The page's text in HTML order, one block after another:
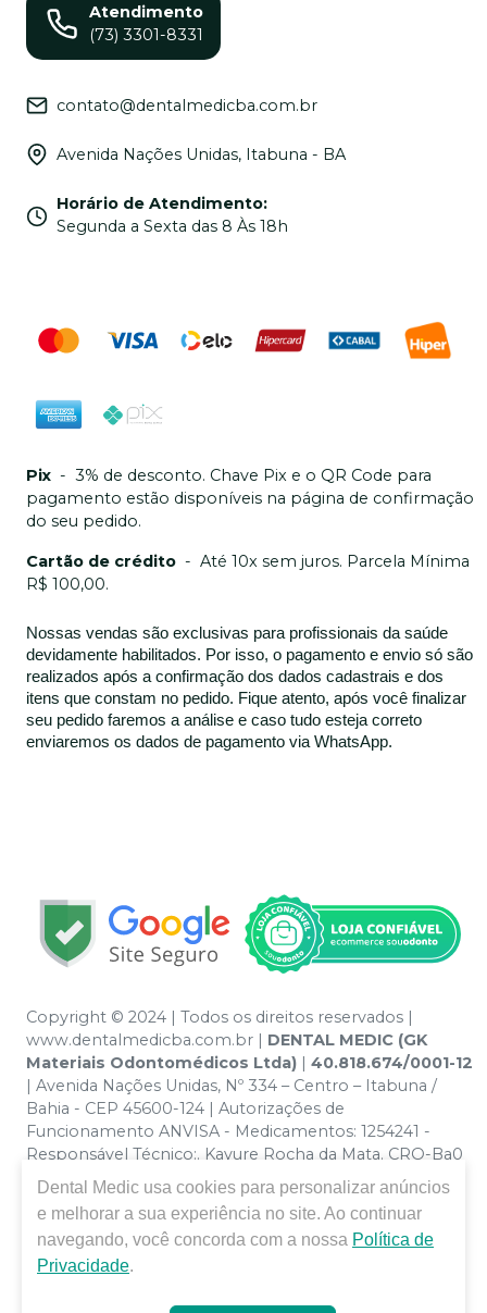
Atendimento
(73) 3301-8331
contato@dentalmedicba.com.br
Avenida Nações Unidas, Itabuna - BA
Horário de Atendimento:
Segunda a Sexta das 8 Às 18h
Pix - 3% de desconto. Chave Pix e o QR Code para
pagamento estão disponíveis na página de confirmação
do seu pedido.
Cartão de crédito - Até 10x sem juros. Parcela Mínima
R$ 100,00.
Nossas vendas são exclusivas para profissionais da saúde
devidamente habilitados. Por isso, o pagamento e envio só são
realizados após a confirmação dos dados cadastrais e dos
itens que constam no pedido. Fique atento, após você finalizar
seu pedido faremos a análise e caso tudo esteja correto
enviaremos os dados de pagamento via WhatsApp.
Copyright © 2024 | Todos os direitos reservados |
www.dentalmedicba.com.br | DENTAL MEDIC (GK
Materiais Odontomédicos Ltda) | 40.818.674/0001-12
| Avenida Nações Unidas, Nº 334 – Centro – Itabuna /
Bahia - CEP 45600-124 | Autorizações de
Funcionamento ANVISA - Medicamentos: 1254241 -
Responsável Técnico:. Kayure Rocha da Mata. CRO-Ba0
nº 13379 | Política de Privacidade e Segurança - Fotos
meramente ilustrativas - Os preços e condições da loja
virtual estão sujeitos a alterações. Em caso de
divergência de preços no site, o valor válido é o do
Carrinho de Compra. Não vendemos por atacado por
Dental Medic usa cookies para personalizar anúncios
e melhorar a sua experiência no site. Ao continuar
navegando, você concorda com a nossa Política de
Privacidade.